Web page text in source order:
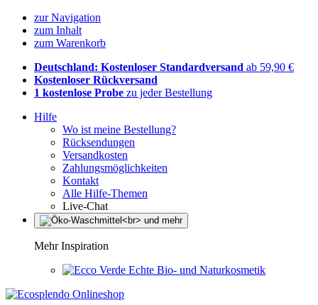
zur Navigation
zum Inhalt
zum Warenkorb
Deutschland: Kostenloser Standardversand ab 59,90 €
Kostenloser Rückversand
1 kostenlose Probe zu jeder Bestellung
Hilfe
Wo ist meine Bestellung?
Rücksendungen
Versandkosten
Zahlungsmöglichkeiten
Kontakt
Alle Hilfe-Themen
Live-Chat
Mehr Inspiration
Echte Bio- und Naturkosmetik